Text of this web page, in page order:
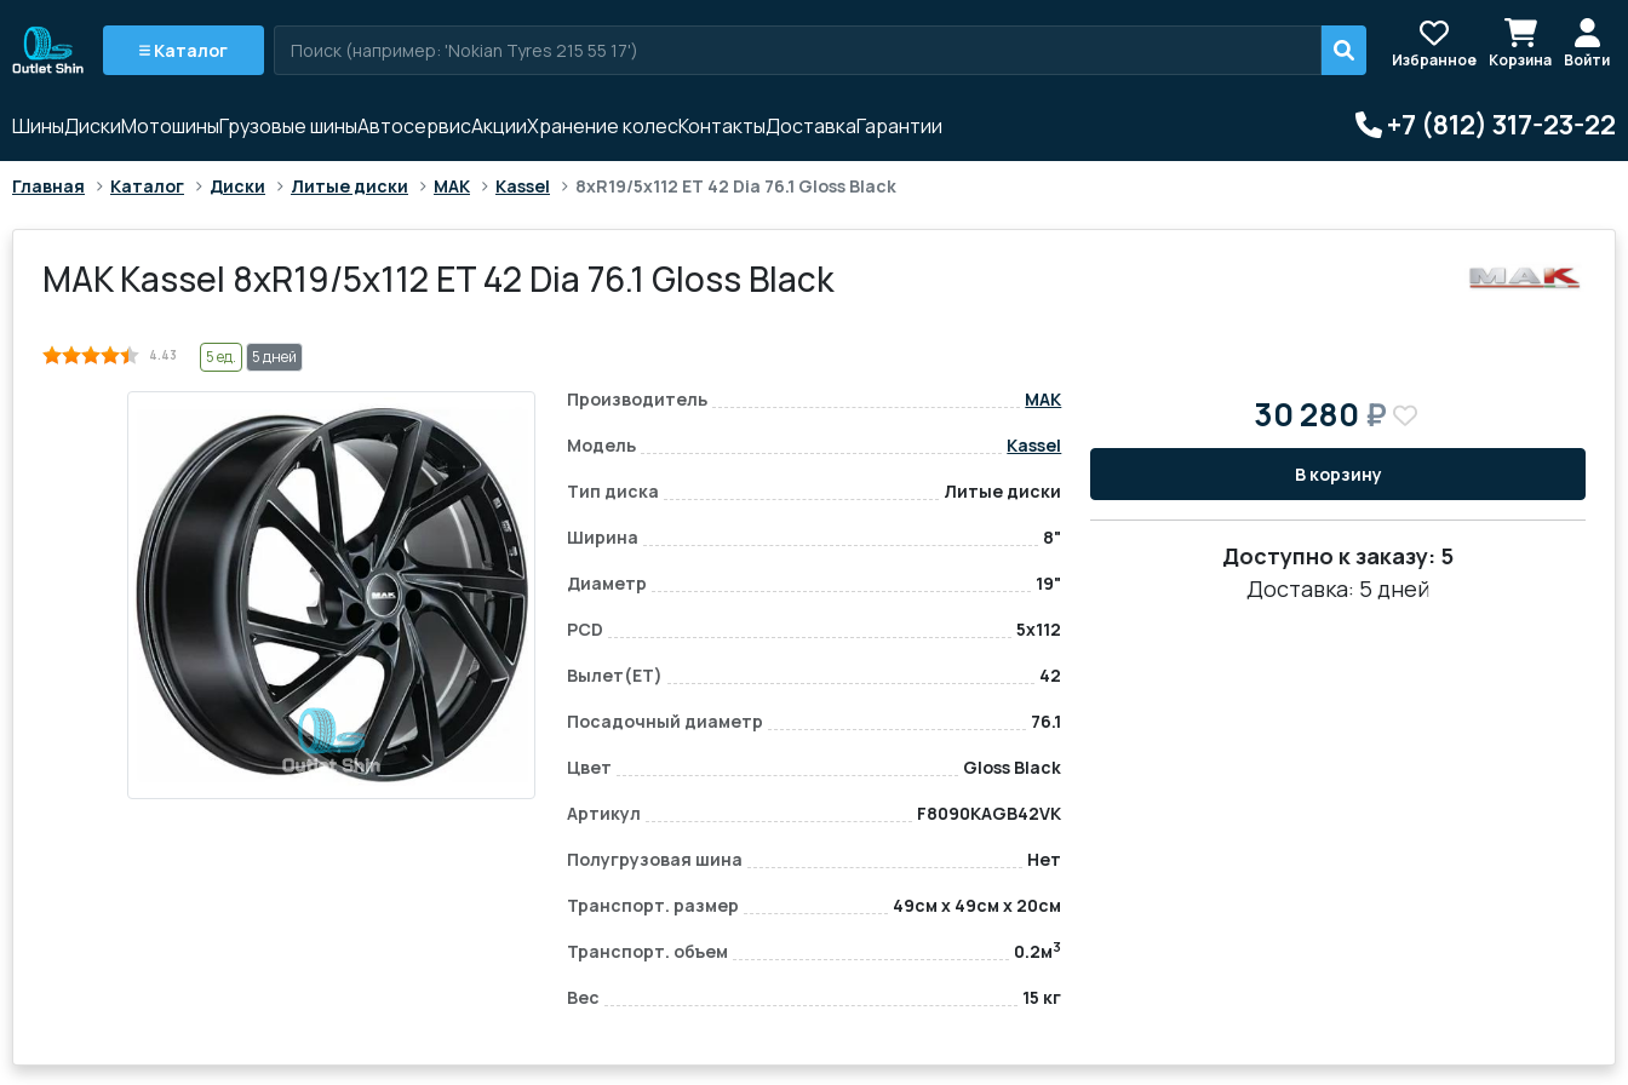
Каталог Избранное Корзина Войти
ШиныДискиМотошиныГрузовые шиныАвтосервисАкцииХранение колесКонтактыДоставкаГарантии +7 (812) 317-23-22
Главная > Каталог > Диски > Литые диски > MAK > Kassel > 8xR19/5x112 ET 42 Dia 76.1 Gloss Black
MAK Kassel 8xR19/5x112 ET 42 Dia 76.1 Gloss Black
4.43 5 ед. 5 дней
Производитель
MAK
Модель
Kassel
Тип диска
Литые диски
Ширина
8"
Диаметр
19"
PCD
5x112
Вылет(ET)
42
Посадочный диаметр
76.1
Цвет
Gloss Black
Артикул
F8090KAGB42VK
Полугрузовая шина
Нет
Транспорт. размер
49см x 49см x 20см
Транспорт. объем
0.2м3
Вес 15 кг
30 280₽
В корзину
Доступно к заказу: 5
Доставка: 5 дней